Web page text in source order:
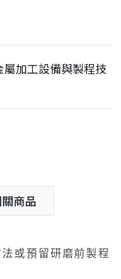
屬加工設備與製程技
商品
或預留研磨前製程